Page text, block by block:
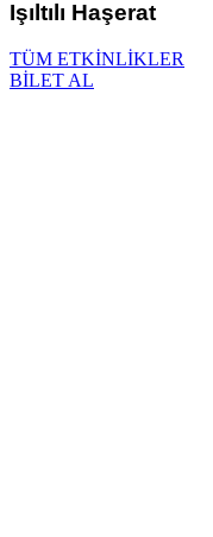
Işıltılı Haşerat
TÜM ETKİNLİKLER
BİLET AL